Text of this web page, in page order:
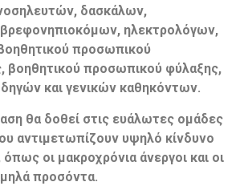
δασκάλων,
ηλεκτρολόγων,
προσωπικού
βοηθητικού προσωπικού φύλαξης,
και γενικών καθηκόντων.
θα δοθεί στις ευάλωτες ομάδες
αντιμετωπίζουν υψηλό κίνδυνο
οι μακροχρόνια άνεργοι και οι
προσόντα.